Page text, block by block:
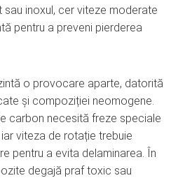
inoxul, cer viteze moderate
pentru a preveni pierderea
o provocare aparte, datorită
și compoziției neomogene.
carbon necesită freze speciale
viteza de rotație trebuie
pentru a evita delaminarea. În
degajă praf toxic sau